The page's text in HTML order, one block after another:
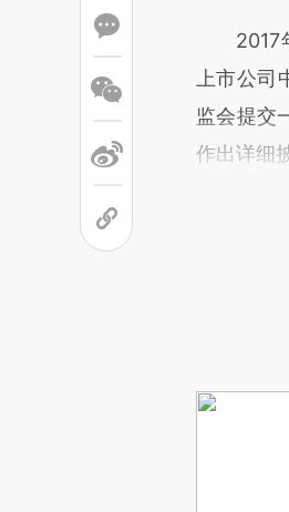
2017年
上市公
监会提交
作出详细